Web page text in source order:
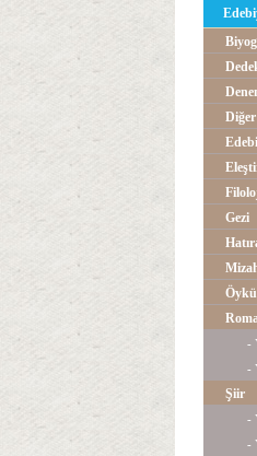
Diğer
Gezi
-
-
Şiir
-
-